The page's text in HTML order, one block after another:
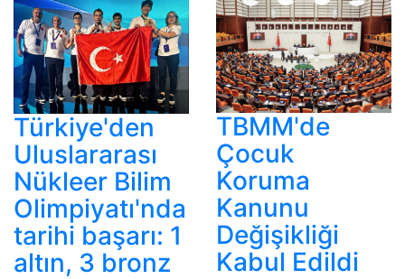
Türkiye'den
Uluslararası
Nükleer Bilim
Olimpiyatı'nda
tarihi başarı: 1
altın, 3 bronz
TBMM'de
Çocuk
Koruma
Kanunu
Değişikliği
Kabul Edildi